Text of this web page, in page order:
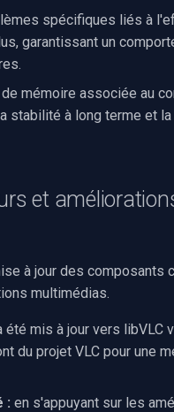
spécifiques liés à
garantissant un
mémoire associée au
stabilité à long terme et
et
à jour des composants
multimédias.
été mis à jour vers libVLC
du projet VLC pour une
: en s'appuyant sur les